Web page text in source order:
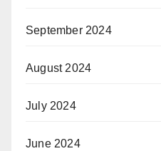
September 2024
August 2024
July 2024
June 2024